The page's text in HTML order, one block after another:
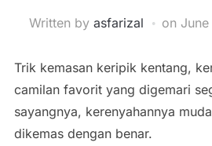
Written by asfarizal on
Trik kemasan keripik kentang,
camilan favorit yang digemari
sayangnya, kerenyahannya
dikemas dengan benar.